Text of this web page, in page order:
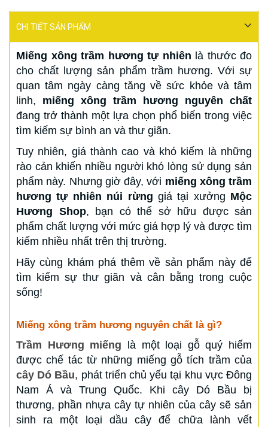
CHI TIẾT SẢN PHẨM
Miếng xông trầm hương tự nhiên là thước đo
cho chất lượng sản phẩm trầm hương. Với sự
quan tâm ngày càng tăng về sức khỏe và tâm
linh, miếng xông trầm hương nguyên chất
đang trở thành một lựa chọn phổ biến trong việc
tìm kiếm sự bình an và thư giãn.
Tuy nhiên, giá thành cao và khó kiếm là những
rào cản khiến nhiều người khó lòng sử dụng sản
phẩm này. Nhưng giờ đây, với miếng xông trầm
hương tự nhiên núi rừng giá tại xưởng Mộc
Hương Shop, bạn có thể sở hữu được sản
phẩm chất lượng với mức giá hợp lý và được tìm
kiếm nhiều nhất trên thị trường.
Hãy cùng khám phá thêm về sản phẩm này để
tìm kiếm sự thư giãn và cân bằng trong cuộc
sống!
Miếng xông trầm hương nguyên chất là gì?
Trầm Hương miếng là một loại gỗ quý hiếm
được chế tác từ những miếng gỗ tích trầm của
cây Dó Bầu, phát triển chủ yếu tại khu vực Đông
Nam Á và Trung Quốc. Khi cây Dó Bầu bị
thương, phần nhựa cây tự nhiên của cây sẽ sản
sinh ra một loại dầu cây để chữa lành vết